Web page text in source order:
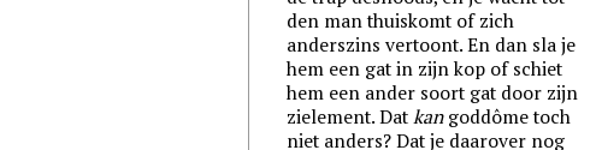
den man thuiskomt of zich
anderszins vertoont. En dan sla je
hem een gat in zijn kop of schiet
hem een ander soort gat door zijn
zielement. Datkangoddôme toch
niet anders? Dat je daarover nog